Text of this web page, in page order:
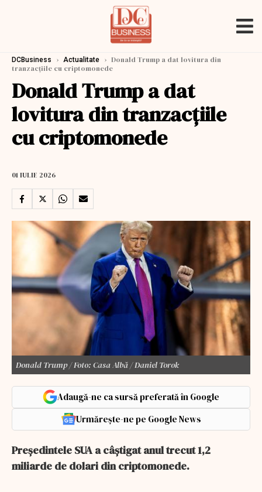
DCBusiness › Actualitate › Donald Trump a dat lovitura din
tranzacţiile cu criptomonede
Donald Trump a dat
lovitura din tranzacţiile
cu criptomonede
01 IULIE 2026
Donald Trump / Foto: Casa Albă / Daniel Torok
Adaugă-ne ca sursă preferată în Google
Urmărește-ne pe Google News
Preşedintele SUA a câştigat anul trecut 1,2
miliarde de dolari din criptomonede.